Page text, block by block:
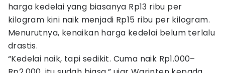
harga kedelai yang biasanya Rp13 ribu per
kilogram kini naik menjadi Rp15 ribu per kilogram.
Menurutnya, kenaikan harga kedelai belum terlalu
drastis.
“Kedelai naik, tapi sedikit. Cuma naik Rp1.000–